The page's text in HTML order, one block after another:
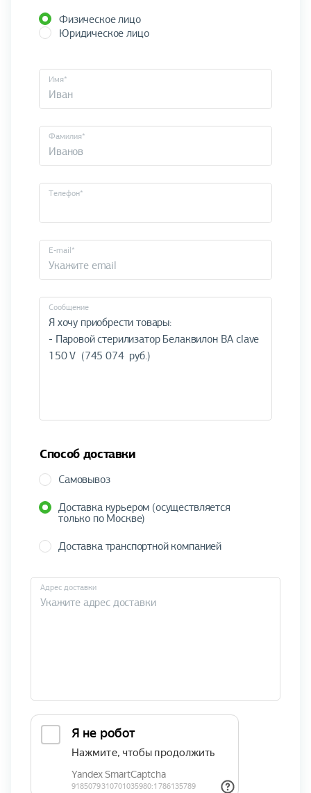
Физическое лицо
Юридическое лицо
Имя*
Фамилия*
Телефон*
E-mail*
Cообщение
Способ доставки
Самовывоз
Доставка курьером (осуществляется
только по Москве)
Доставка транспортной компанией
Адрес доставки